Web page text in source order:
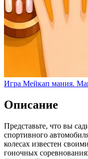
Игра Мейкап мания.
Описание
Представьте, что вы
спортивного
колесах известен
гоночных